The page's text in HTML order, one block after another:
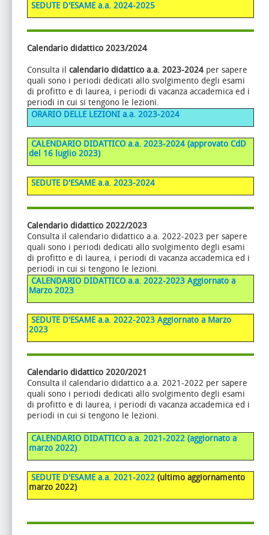
SEDUTE D'ESAME a.a. 2024-2025
Calendario didattico 2023/2024
Consulta il calendario didattico a.a. 2023-2024 per sapere
quali sono i periodi dedicati allo svolgimento degli esami
di profitto e di laurea, i periodi di vacanza accademica ed i
periodi in cui si tengono le lezioni.
ORARIO DELLE LEZIONI a.a. 2023-2024
CALENDARIO DIDATTICO a.a. 2023-2024 (approvato CdD
del 16 luglio 2023)
SEDUTE D'ESAME a.a. 2023-2024
Calendario didattico 2022/2023
Consulta il calendario didattico a.a. 2022-2023 per sapere
quali sono i periodi dedicati allo svolgimento degli esami
di profitto e di laurea, i periodi di vacanza accademica ed i
periodi in cui si tengono le lezioni.
CALENDARIO DIDATTICO a.a. 2022-2023 Aggiornato a
Marzo 2023
SEDUTE D'ESAME a.a. 2022-2023 Aggiornato a Marzo
2023
Calendario didattico 2020/2021
Consulta il calendario didattico a.a. 2021-2022 per sapere
quali sono i periodi dedicati allo svolgimento degli esami
di profitto e di laurea, i periodi di vacanza accademica ed i
periodi in cui si tengono le lezioni.
CALENDARIO DIDATTICO a.a. 2021-2022 (aggiornato a
marzo 2022)
SEDUTE D'ESAME a.a. 2021-2022 (ultimo aggiornamento
marzo 2022)